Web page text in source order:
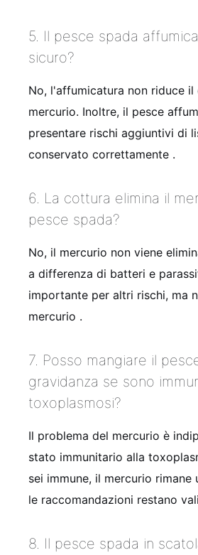
5. Il pesce spada
sicuro?
No, l'affumicatura non riduce
mercurio. Inoltre, il pesce
presentare rischi aggiuntivi di
conservato correttamente .
6. La cottura elimina il
pesce spada?
No, il mercurio non viene
a differenza di batteri e
importante per altri rischi, ma
mercurio .
7. Posso mangiare il
gravidanza se sono
toxoplasmosi?
Il problema del mercurio è
stato immunitario alla
sei immune, il mercurio rimane
le raccomandazioni restano
8. Il pesce spada in